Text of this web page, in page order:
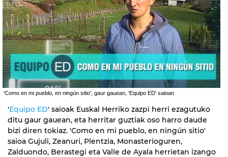
'Como en mi pueblo, en ningún sitio', gaur gauean, 'Equipo ED' saioan
'Equipo ED' saioak Euskal Herriko zazpi herri ezagutuko
ditu gaur gauean, eta herritar guztiak oso harro daude
bizi diren tokiaz. 'Como en mi pueblo, en ningún sitio'
saioa Gujuli, Zeanuri, Plentzia, Monasterioguren,
Zalduondo, Berastegi eta Valle de Ayala herrietan izango